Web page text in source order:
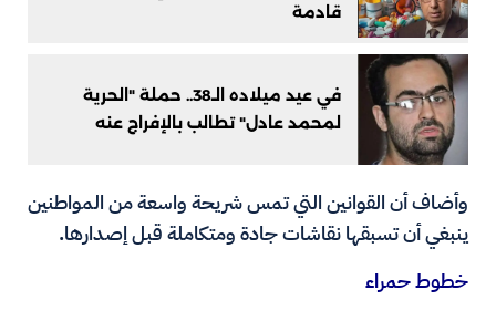
قادمة
في عيد ميلاده الـ38.. حملة "الحرية
لمحمد عادل" تطالب بالإفراج عنه
وأضاف أن القوانين التي تمس شريحة واسعة من المواطنين
ينبغي أن تسبقها نقاشات جادة ومتكاملة قبل إصدارها.
خطوط حمراء